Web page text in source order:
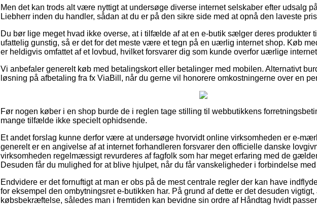
Men det kan trods alt være nyttigt at undersøge diverse internet selskaber efter udsalg
Liebherr inden du handler, sådan at du er på den sikre side med at opnå den laveste
Du bør lige meget hvad ikke overse, at i tilfælde af at en e-butik sælger deres produkter
ufattelig gunstig, så er det for det meste være et tegn på en uærlig internet shop. Køb
er heldigvis omfattet af et lovbud, hvilket forsvarer dig som kunde overfor uærlige
Vi anbefaler generelt køb med betalingskort eller betalinger med mobilen. Alternativt
løsning på afbetaling fra fx ViaBill, når du gerne vil honorere omkostningerne over en
Før nogen køber i en shop burde de i reglen tage stilling til webbutikkens
mange tilfælde ikke specielt ophidsende.
Et andet forslag kunne derfor være at undersøge hvorvidt online virksomheden er e-
generelt er en angivelse af at internet forhandleren forsvarer den officielle danske
virksomheden regelmæssigt revurderes af fagfolk som har meget erfaring med de
Desuden får du mulighed for at blive hjulpet, når du får vanskeligheder i forbindelse
Endvidere er det fornuftigt at man er obs på de mest centrale regler der kan have
for eksempel den ombytningsret e-butikken har. På grund af dette er det desuden
købsbekræftelse, således man i fremtiden kan bevidne sin ordre af Håndtag hvidt